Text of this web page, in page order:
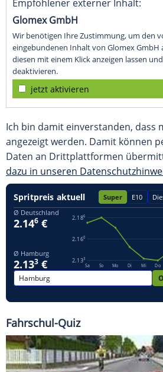
Empfohlener externer Inhalt:
Glomex GmbH
Wir benötigen Ihre Zustimmung, um den
eingebundenen Inhalt von Glomex GmbH
diesen mit einem Klick anzeigen lassen
deaktivieren.
jetzt aktivieren
Ich bin damit einverstanden, dass
angezeigt werden. Damit können
Daten an Drittplattformen
dazu in unseren
Fahrschul-Quiz